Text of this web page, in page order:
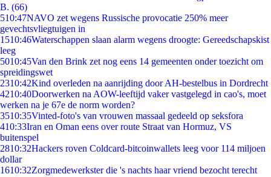
B. (66)
510:47NAVO zet wegens Russische provocatie 250% meer
gevechtsvliegtuigen in
1510:46Waterschappen slaan alarm wegens droogte: Gereedschapskist
leeg
5010:45Van den Brink zet nog eens 14 gemeenten onder toezicht om
spreidingswet
2310:42Kind overleden na aanrijding door AH-bestelbus in Dordrecht
4210:40Doorwerken na AOW-leeftijd vaker vastgelegd in cao's, moet
werken na je 67e de norm worden?
3510:35Vinted-foto's van vrouwen massaal gedeeld op seksfora
410:33Iran en Oman eens over route Straat van Hormuz, VS
buitenspel
2810:32Hackers roven Coldcard-bitcoinwallets leeg voor 114 miljoen
dollar
1610:32Zorgmedewerkster die 's nachts haar vriend bezocht terecht